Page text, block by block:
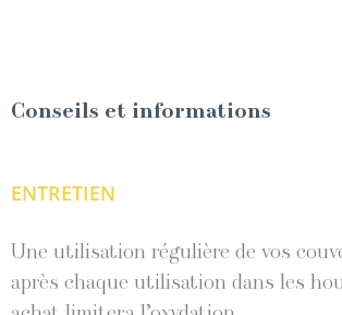
Conseils et informations
ENTRETIEN
Une utilisation régulière de vos
après chaque utilisation dans les